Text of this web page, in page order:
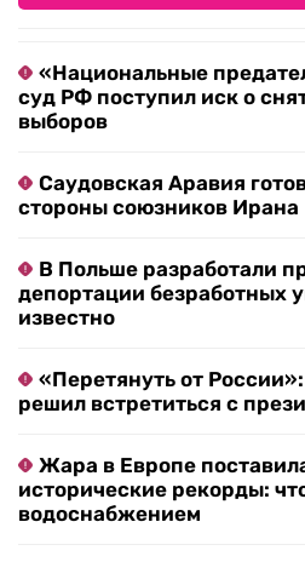
«Национальные
суд РФ поступил иск о
выборов
Саудовская Аравия
стороны союзников Ирана
В Польше разработали
депортации безработных
известно
«Перетянуть от
решил встретиться с
Жара в Европе
исторические рекорды:
водоснабжением